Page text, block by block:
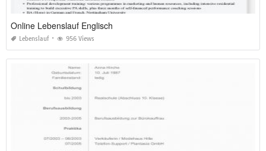
Online Lebenslauf Englisch
Lebenslauf 956 Views